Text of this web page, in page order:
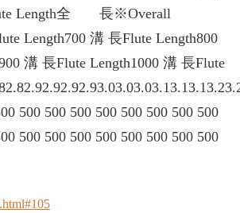
Length全 長※Overall
Length700 溝 長Flute Length800
溝 長Flute Length1000 溝 長Flute
500 500 500 500 500 500 500 500
500 500 500 500 500 500 500 500